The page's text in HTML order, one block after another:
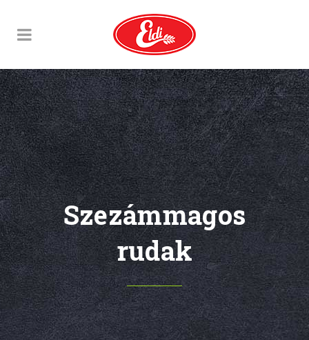
Szezámmagos
rudak